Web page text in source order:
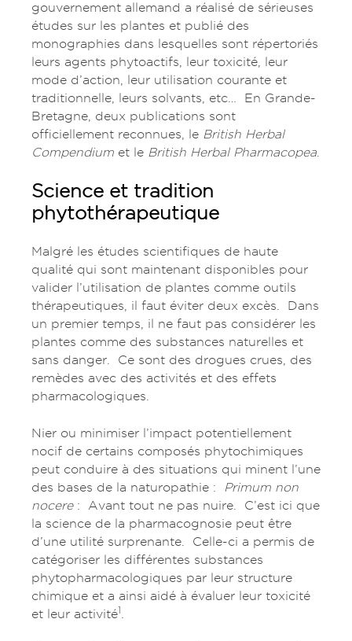
gouvernement allemand a réalisé de sérieuses
études sur les plantes et publié des
monographies dans lesquelles sont répertoriés
leurs agents phytoactifs, leur toxicité, leur
mode d’action, leur utilisation courante et
traditionnelle, leurs solvants, etc… En Grande-
Bretagne, deux publications sont
officiellement reconnues, le British Herbal
Compendium et le British Herbal Pharmacopea
Science et tradition
phytothérapeutique
Malgré les études scientifiques de haute
qualité qui sont maintenant disponibles pour
valider l’utilisation de plantes comme outils
thérapeutiques, il faut éviter deux excès. Dans
un premier temps, il ne faut pas considérer les
plantes comme des substances naturelles et
sans danger. Ce sont des drogues crues, des
remèdes avec des activités et des effets
pharmacologiques.
Nier ou minimiser l’impact potentiellement
nocif de certains composés phytochimiques
peut conduire à des situations qui minent l’une
des bases de la naturopathie :
Primum non
nocere: Avant tout ne pas nuire. C’est ici que
la science de la pharmacognosie peut être
d’une utilité surprenante. Celle-ci a permis de
catégoriser les différentes substances
phytopharmacologiques par leur structure
chimique et a ainsi aidé à évaluer leur toxicité
et leur activité1